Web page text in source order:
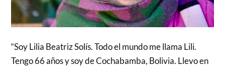
“Soy Lilia Beatriz Solís. Todo el mundo me llama Lili.
Tengo 66 años y soy de Cochabamba, Bolivia. Llevo en